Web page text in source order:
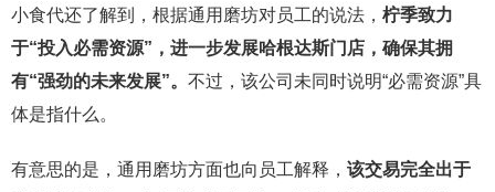
小食代还了解到，根据通用磨坊对员工的说法， 柠季致力
于“投入必需资源”，进一步发展哈根达斯门店，确保其拥
有“强劲的未来发展”。 不过，该公司未同时说明“必需资源”具
体是指什么。
有意思的是，通用磨坊方面也向员工解释， 该交易完全出于